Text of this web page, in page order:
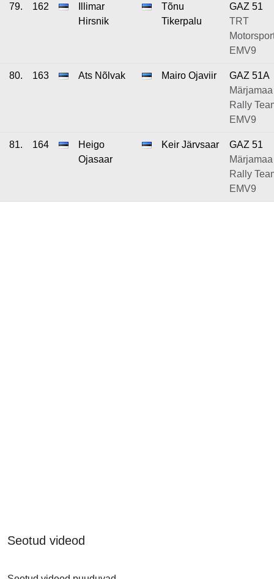
79. 162
Illimar
Hirsnik
Tõnu
Tikerpalu
GAZ 51
TRT
EMV9
80. 163 Ats Nõlvak Mairo Ojaviir
GAZ 51A
Märjamaa
Rally
EMV9
81. 164
Heigo
Ojasaar
Keir Järvsaar
GAZ 51
Märjamaa
Rally
EMV9
Seotud videod